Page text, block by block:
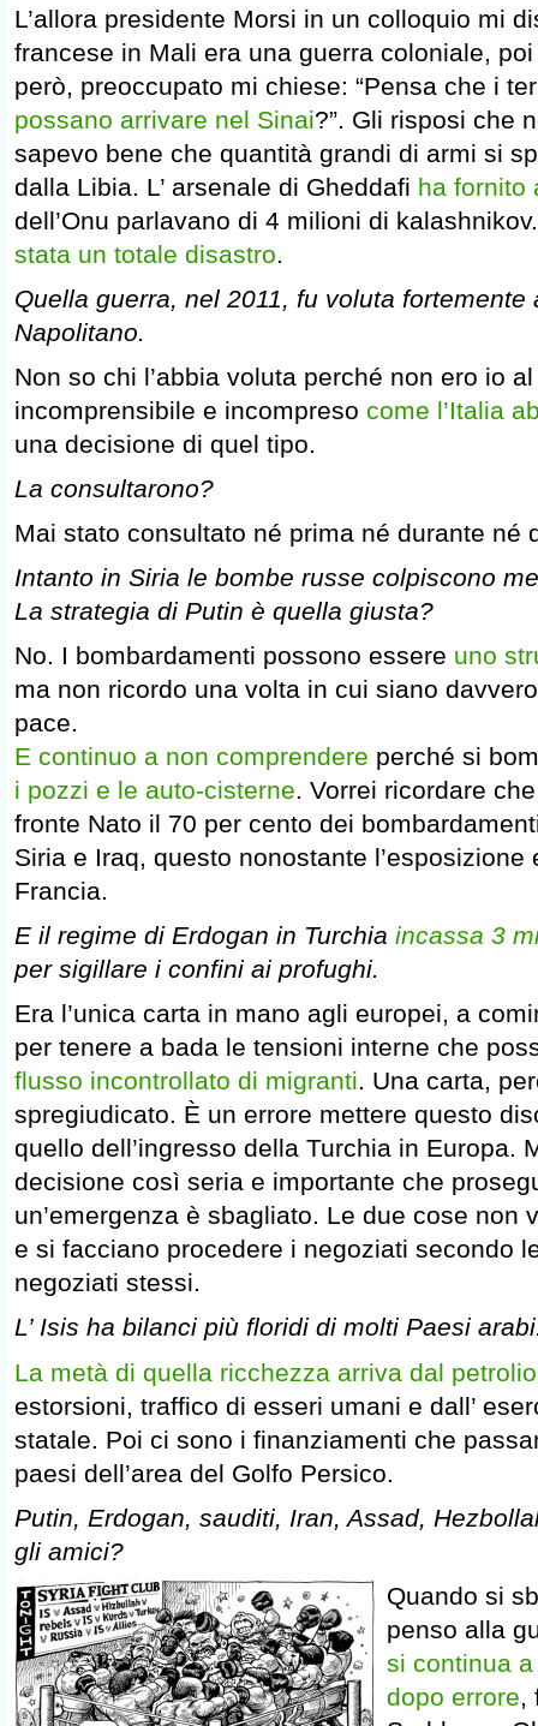
L’allora presidente Morsi in un colloquio mi
francese in Mali era una guerra coloniale,
però, preoccupato mi chiese: “Pensa che i
possano arrivare nel Sinai?”. Gli risposi che
sapevo bene che quantità grandi di armi si
dalla Libia. L’ arsenale di Gheddafi ha fornito
dell’Onu parlavano di 4 milioni di
stata un totale disastro
Quella guerra, nel 2011, fu voluta fortemente
Napolitano.
Non so chi l’abbia voluta perché non ero io
incomprensibile e incompreso come l’Italia
una decisione di quel tipo.
La consultarono?
Mai stato consultato né prima né durante né
Intanto in Siria le bombe russe colpiscono
La strategia di Putin è quella giusta?
No. I bombardamenti possono essere uno
ma non ricordo una volta in cui siano
pace.
E continuo a non comprendere perché si
i pozzi e le auto-cisterne. Vorrei ricordare
fronte Nato il 70 per cento dei
Siria e Iraq, questo nonostante l’esposizione
Francia.
E il regime di Erdogan in Turchia incassa 3
per sigillare i confini ai profughi.
Era l’unica carta in mano agli europei, a
per tenere a bada le tensioni interne che
flusso incontrollato di migranti. Una carta,
spregiudicato. È un errore mettere questo
quello dell’ingresso della Turchia in Europa.
decisione così seria e importante che
un’emergenza è sbagliato. Le due cose non
e si facciano procedere i negoziati secondo
negoziati stessi.
L’ Isis ha bilanci più floridi di molti Paesi
La metà di quella ricchezza arriva dal petrolio
estorsioni, traffico di esseri umani e dall’
statale. Poi ci sono i finanziamenti che
paesi dell’area del Golfo Persico.
Putin, Erdogan, sauditi, Iran, Assad,
gli amici?
Quando si
penso alla
si continua
dopo errore,